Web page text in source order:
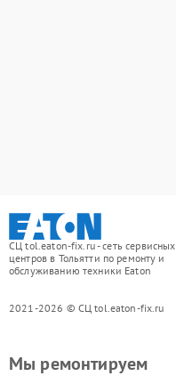
СЦ tol.eaton-fix.ru - сеть сервисных
центров в Тольятти по ремонту и
обслуживанию техники Eaton
2021-2026 © СЦ tol.eaton-fix.ru
Мы ремонтируем